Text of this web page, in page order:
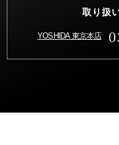
取り扱
YOSHIDA 東京本店